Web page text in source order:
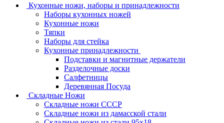
Кухонные ножи, наборы и принадлежности
Наборы кухонных ножей
Кухонные ножи
Тяпки
Наборы для стейка
Кухонные принадлежности
Подставки и магнитные держатели
Разделочные доски
Салфетницы
Деревянная Посуда
Складные Ножи
Cкладные ножи СССР
Складные ножи из дамасской стали